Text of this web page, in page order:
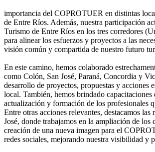
importancia del COPROTUER en distintas
de Entre Ríos. Además, nuestra participación
Turismo de Entre Ríos en los tres corredores
para alinear los esfuerzos y proyectos a las
visión común y compartida de nuestro futuro
En este camino, hemos colaborado
como Colón, San José, Paraná, Concordia y
desarrollo de proyectos, propuestas y acciones
local. También, hemos brindado
actualización y formación de los profesionales
Entre otras acciones relevantes, destacamos
José, donde trabajamos en la ampliación de
creación de una nueva imagen para el
redes sociales, mejorando nuestra visibilidad y